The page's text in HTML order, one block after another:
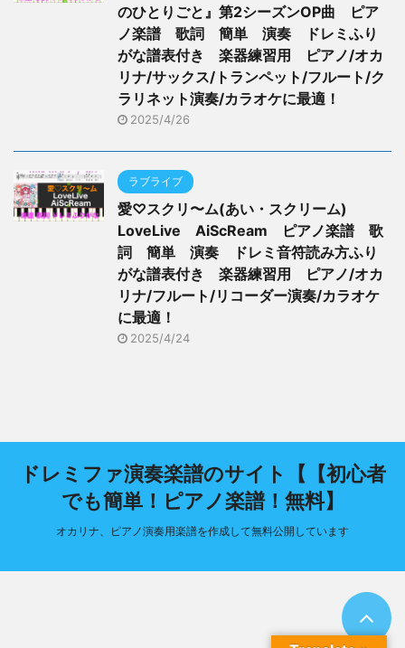
のひとりごと』第2シーズンOP曲 ピア
ノ楽譜 歌詞 簡単 演奏 ドレミふり
がな譜表付き 楽器練習用 ピアノ/オカ
リナ/サックス/トランペット/フルート/ク
ラリネット演奏/カラオケに最適！
2025/4/26
ラブライブ
愛♡スクリ〜ム(あい・スクリーム)
LoveLive AiScReam ピアノ楽譜 歌
詞 簡単 演奏 ドレミ音符読み方ふり
がな譜表付き 楽器練習用 ピアノ/オカ
リナ/フルート/リコーダー演奏/カラオケ
に最適！
2025/4/24
ドレミファ演奏楽譜のサイト【【初心者
でも簡単！ピアノ楽譜！無料】
オカリナ、ピアノ演奏用楽譜を作成して無料公開しています